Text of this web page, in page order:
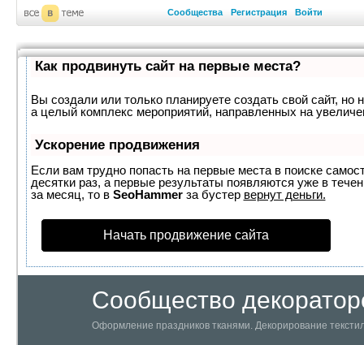
Сообщества Регистрация Войти
Как продвинуть сайт на первые места?
Вы создали или только планируете создать свой сайт, но
а целый комплекс мероприятий, направленных на
Ускорение продвижения
Если вам трудно попасть на первые места в поиске
десятки раз, а первые результаты появляются уже в
за месяц, то в SeoHammerза бустер вернут деньги.
Начать продвижение сайта
Сообщество
Оформление праздников тканями. Декорирование